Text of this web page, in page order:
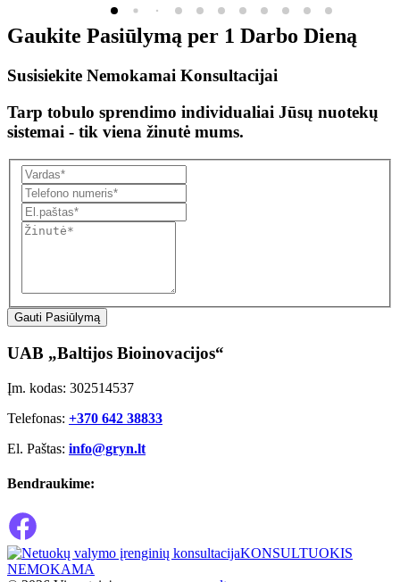
Gaukite Pasiūlymą per 1 Darbo Dieną
Susisiekite Nemokamai Konsultacijai
Tarp tobulo sprendimo individualiai Jūsų nuotekų
sistemai - tik viena žinutė mums.
Gauti Pasiūlymą
UAB „Baltijos Bioinovacijos“
Įm. kodas: 302514537
Telefonas: +370 642 38833
El. Paštas: info@gryn.lt
Bendraukime:
KONSULTUOKIS
NEMOKAMA